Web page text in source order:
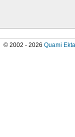
© 2002 - 2026 Quami